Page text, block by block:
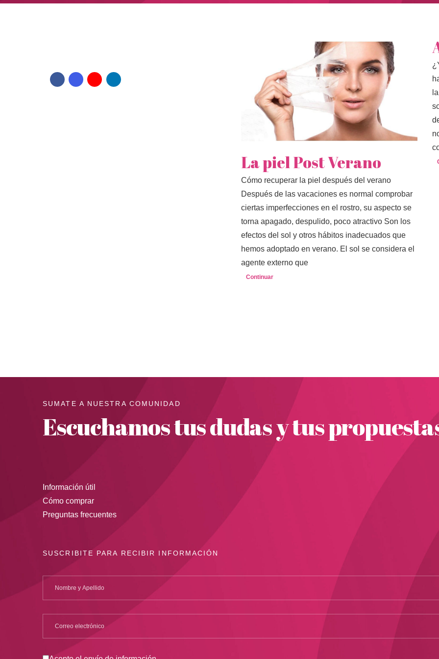
La piel Post Verano
Cómo recuperar la piel después del verano
Después de las vacaciones es normal comprobar
ciertas imperfecciones en el rostro, su aspecto se
torna apagado, despulido, poco atractivo Son los
efectos del sol y otros hábitos inadecuados que
hemos adoptado en verano. El sol se considera el
agente externo que
Continuar
SUMATE A NUESTRA COMUNIDAD
Escuchamos tus dudas y tus
Información útil
Cómo comprar
Preguntas frecuentes
SUSCRIBITE PARA RECIBIR INFORMACIÓN